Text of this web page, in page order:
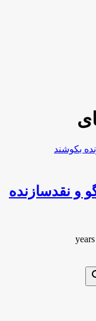
و نقدسازنده